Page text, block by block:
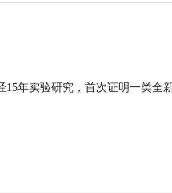
年实验研究，首次证明一类全